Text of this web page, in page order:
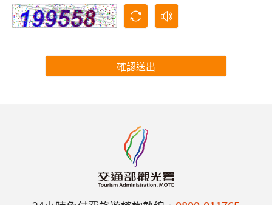
確認送出